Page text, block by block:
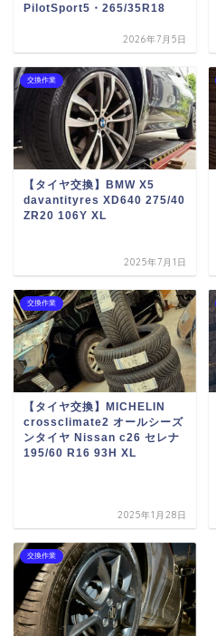
PilotSport5・265/35R18
2026年7月5日
交換作業
【タイヤ交換】BMW X5
davantityres XD640 275/40
ZR20 106Y XL
2025年7月1日
交換作業
【タイヤ交換】MICHELIN
crossclimate2 オールシーズ
ンタイヤ Nissan c26 セレナ
195/60 R16 93H XL
2025年1月28日
交換作業